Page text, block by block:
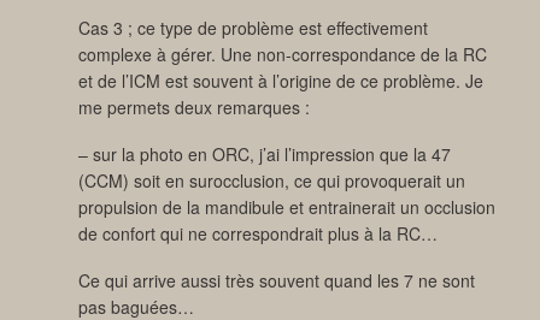
Cas 3 ; ce type de problème est effectivement
complexe à gérer. Une non-correspondance de la RC
et de l’ICM est souvent à l’origine de ce problème. Je
me permets deux remarques :
– sur la photo en ORC, j’ai l’impression que la 47
(CCM) soit en surocclusion, ce qui provoquerait un
propulsion de la mandibule et entrainerait un occlusion
de confort qui ne correspondrait plus à la RC…
Ce qui arrive aussi très souvent quand les 7 ne sont
pas baguées…